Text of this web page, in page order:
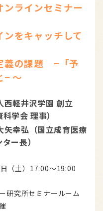
ラインセミナー
をキャッチして
義の課題 −「予
− ～
西軽井沢学園 創立
学会 理事）
矢幸弘（国立成育医療
ー長）
（土）17:00～19:00
研究所セミナールーム